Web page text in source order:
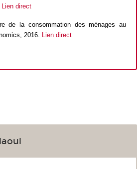
Lien direct
de la consommation des ménages au
2016.
Lien direct